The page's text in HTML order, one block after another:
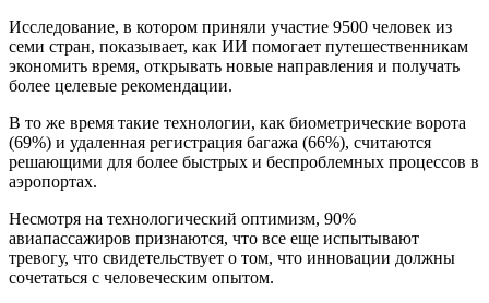
Исследование, в котором приняли участие 9500 человек из
семи стран, показывает, как ИИ помогает путешественникам
экономить время, открывать новые направления и получать
более целевые рекомендации.
В то же время такие технологии, как биометрические ворота
(69%) и удаленная регистрация багажа (66%), считаются
решающими для более быстрых и беспроблемных процессов в
аэропортах.
Несмотря на технологический оптимизм, 90%
авиапассажиров признаются, что все еще испытывают
тревогу, что свидетельствует о том, что инновации должны
сочетаться с человеческим опытом.